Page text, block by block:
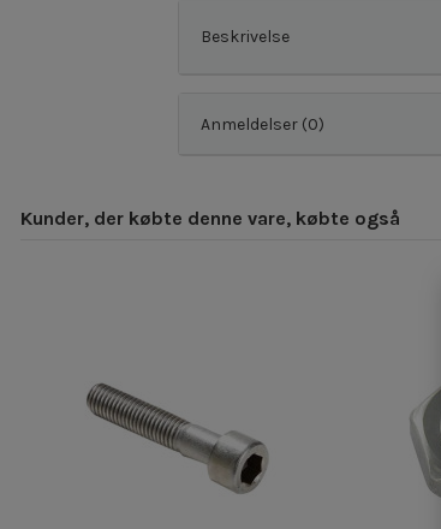
Beskrivelse
Anmeldelser (0)
Kunder, der købte denne vare, købte også